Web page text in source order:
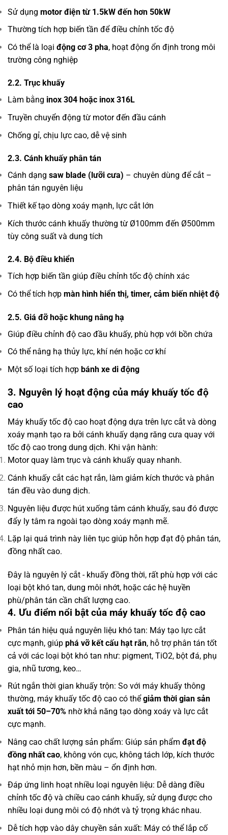
Sử dụng motor điện từ 1.5kW đến hơn 50kW
Thường tích hợp biến tần để điều chỉnh tốc độ
Có thể là loại động cơ 3 pha, hoạt động ổn định trong môi
trường công nghiệp
2.2. Trục khuấy
Làm bằng inox 304 hoặc inox 316L
Truyền chuyển động từ motor đến đầu cánh
Chống gỉ, chịu lực cao, dễ vệ sinh
2.3. Cánh khuấy phân tán
Cánh dạng saw blade (lưỡi cưa) – chuyên dùng để cắt –
phân tán nguyên liệu
Thiết kế tạo dòng xoáy mạnh, lực cắt lớn
Kích thước cánh khuấy thường từ Ø100mm đến Ø500mm
tùy công suất và dung tích
2.4. Bộ điều khiển
Tích hợp biến tần giúp điều chỉnh tốc độ chính xác
Có thể tích hợp màn hình hiển thị, timer, cảm biến nhiệt độ
2.5. Giá đỡ hoặc khung nâng hạ
Giúp điều chỉnh độ cao đầu khuấy, phù hợp với bồn chứa
Có thể nâng hạ thủy lực, khí nén hoặc cơ khí
Một số loại tích hợp bánh xe di động
3. Nguyên lý hoạt động của máy khuấy tốc độ
cao
Máy khuấy tốc độ cao hoạt động dựa trên lực cắt và dòng
xoáy mạnh tạo ra bởi cánh khuấy dạng răng cưa quay với
tốc độ cao trong dung dịch. Khi vận hành:
Motor quay làm trục và cánh khuấy quay nhanh.
Cánh khuấy cắt các hạt rắn, làm giảm kích thước và phân
tán đều vào dung dịch.
Nguyên liệu được hút xuống tâm cánh khuấy, sau đó được
đẩy ly tâm ra ngoài tạo dòng xoáy mạnh mẽ.
Lặp lại quá trình này liên tục giúp hỗn hợp đạt độ phân tán,
đồng nhất cao.
Đây là nguyên lý cắt - khuấy đồng thời, rất phù hợp với các
loại bột khó tan, dung môi nhớt, hoặc các hệ huyền
phù/phân tán cần chất lượng cao.
4. Ưu điểm nổi bật của máy khuấy tốc độ cao
Phân tán hiệu quả nguyên liệu khó tan: Máy tạo lực cắt
cực mạnh, giúp phá vỡ kết cấu hạt rắn, hỗ trợ phân tán tốt
cả với các loại bột khó tan như: pigment, TiO2, bột đá, phụ
gia, nhũ tương, keo…
Rút ngắn thời gian khuấy trộn: So với máy khuấy thông
thường, máy khuấy tốc độ cao có thể giảm thời gian sản
xuất tới 50–70% nhờ khả năng tạo dòng xoáy và lực cắt
cực mạnh.
Nâng cao chất lượng sản phẩm: Giúp sản phẩm đạt độ
đồng nhất cao, không vón cục, không tách lớp, kích thước
hạt nhỏ mịn hơn, bền màu – ổn định hơn.
Đáp ứng linh hoạt nhiều loại nguyên liệu: Dễ dàng điều
chỉnh tốc độ và chiều cao cánh khuấy, sử dụng được cho
nhiều loại dung môi có độ nhớt và tỷ trọng khác nhau.
Dễ tích hợp vào dây chuyền sản xuất: Máy có thể lắp cố